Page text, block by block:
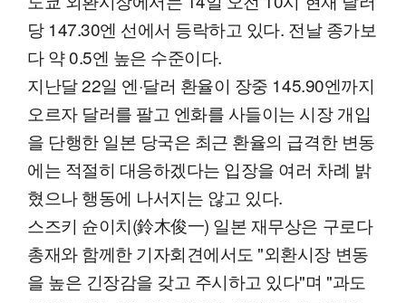
당 147.30엔 선에서 등락하고 있다. 전날 종가보
다 약 0.5엔 높은 수준이다.
지난달 22일 엔·달러 환율이 장중 145.90엔까지
오르자 달러를 팔고 엔화를 사들이는 시장 개입
을 단행한 일본 당국은 최근 환율의 급격한 변동
에는 적절히 대응하겠다는 입장을 여러 차례 밝
혔으나 행동에 나서지는 않고 있다.
스즈키 슌이치(鈴木俊一) 일본 재무상은 구로다
총재와 함께한 기자회견에서도 "외환시장 변동
을 높은 긴장감을 갖고 주시하고 있다"며 "과도